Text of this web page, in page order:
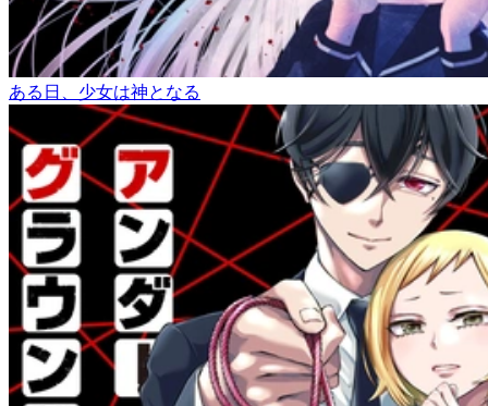
ある日、少女は神となる